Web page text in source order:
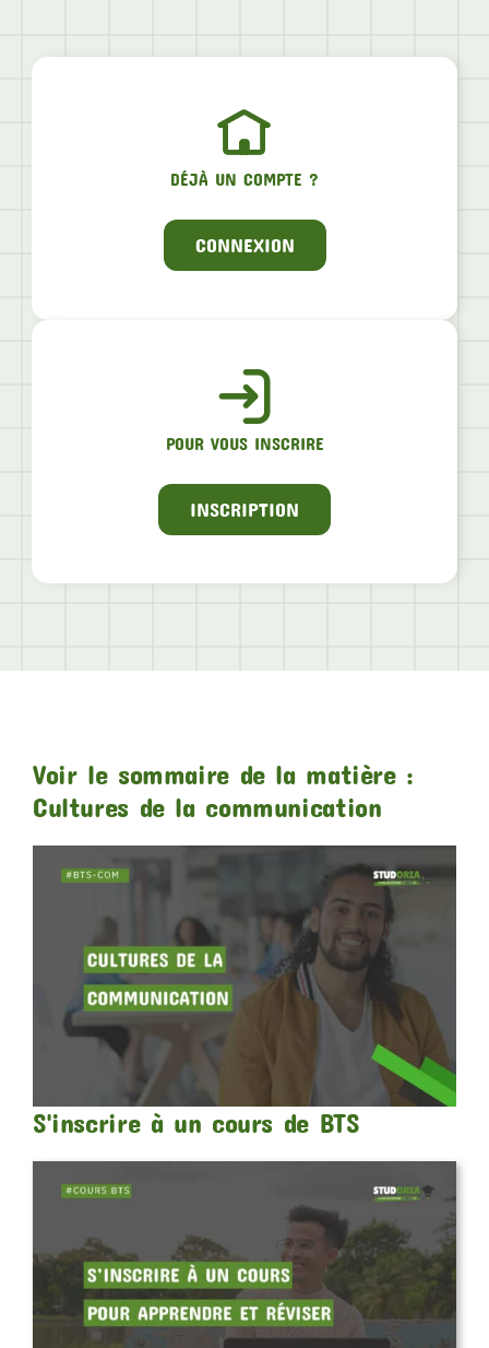
DÉJÀ UN COMPTE ?
CONNEXION
POUR VOUS INSCRIRE
INSCRIPTION
Voir le sommaire de la matière :
Cultures de la communication
S'inscrire à un cours de BTS